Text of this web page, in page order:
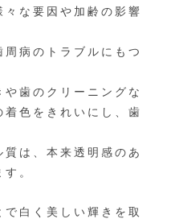
な要因や加齢の影響
病のトラブルにもつ
歯のクリーニングな
色をきれいにし、歯
は、本来透明感のあ
。
白く美しい輝きを取